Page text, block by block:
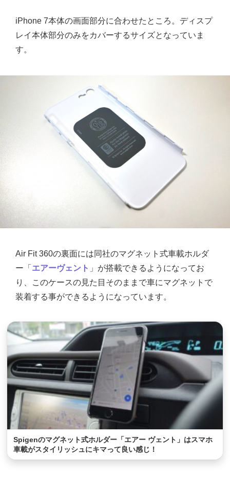
iPhone 7本体の画面部分に合わせたところ。ディスプ
レイ本体部分のみをカバーするサイズとなっていま
す。
Air Fit 360の裏面には同社のマグネット式車載ホルダ
ー「 エアーヴェント 」が搭載できるようになってお
り、このケースの見た目そのままで車にマグネットで
装着する事ができるようになっています。
Spigenのマグネット式ホルダー「エアー ヴェント」はスマホ
車載がスタイリッシュにキマって良い感じ！